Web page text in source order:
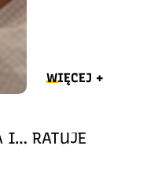
WIĘCEJ +
I… RATUJE